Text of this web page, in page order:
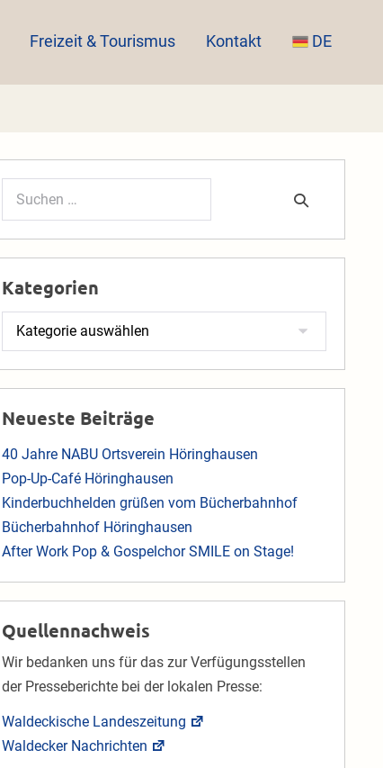
Freizeit & Tourismus Kontakt DE
Suchen
Kategorien
Kategorien
Neueste Beiträge
40 Jahre NABU Ortsverein Höringhausen
Pop-Up-Café Höringhausen
Kinderbuchhelden grüßen vom Bücherbahnhof
Bücherbahnhof Höringhausen
After Work Pop & Gospelchor SMILE on Stage!
Quellennachweis
Wir bedanken uns für das zur Verfügungsstellen
der Presseberichte bei der lokalen Presse:
Waldeckische Landeszeitung
Waldecker Nachrichten